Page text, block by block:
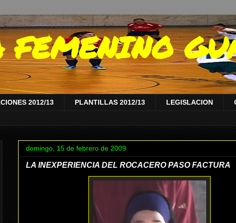
FEMENINO
2012/13 PLANTILLAS 2012/13 LEGISLACION
domingo, 15 de febrero de 2009
LA INEXPERIENCIA DEL ROCACERO PASO FACTURA